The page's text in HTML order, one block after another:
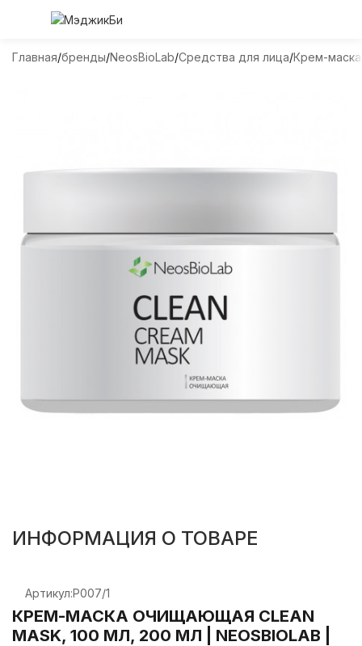
Главная бренды NeosBioLab Средства для лица Крем-
ИНФОРМАЦИЯ О ТОВАРЕ
Артикул:Р007/1
КРЕМ-МАСКА ОЧИЩАЮЩАЯ СLEAN
MASK, 100 МЛ, 200 МЛ | NEOSBIOLAB |